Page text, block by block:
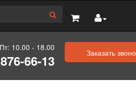
10.00 - 18.00
876-66-13 Заказать